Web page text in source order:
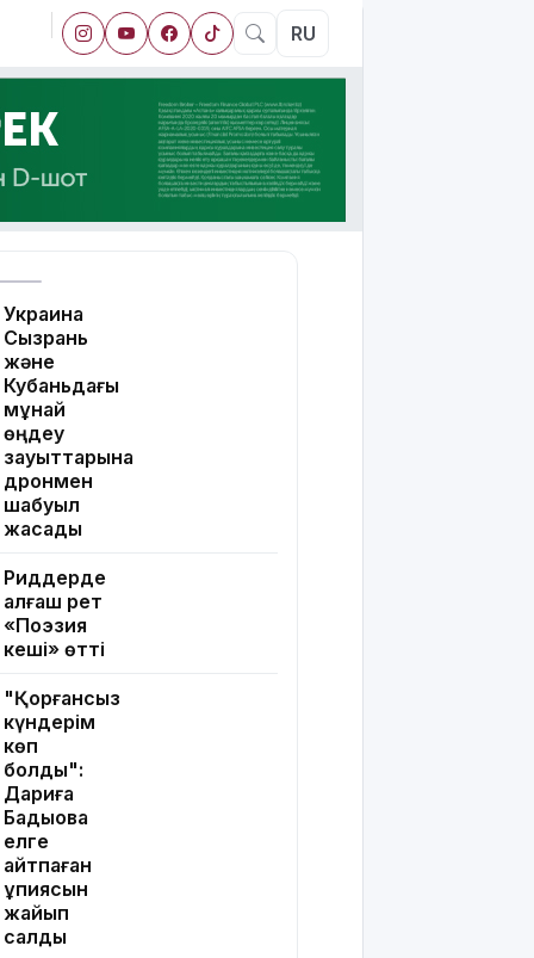
RU
Украина
Сызрань
және
Кубаньдағы
мұнай
өңдеу
зауыттарына
дронмен
шабуыл
жасады
Риддерде
алғаш рет
«Поэзия
кеші» өтті
"Қорғансыз
күндерім
көп
болды":
Дариға
Бадықова
елге
айтпаған
құпиясын
жайып
салды